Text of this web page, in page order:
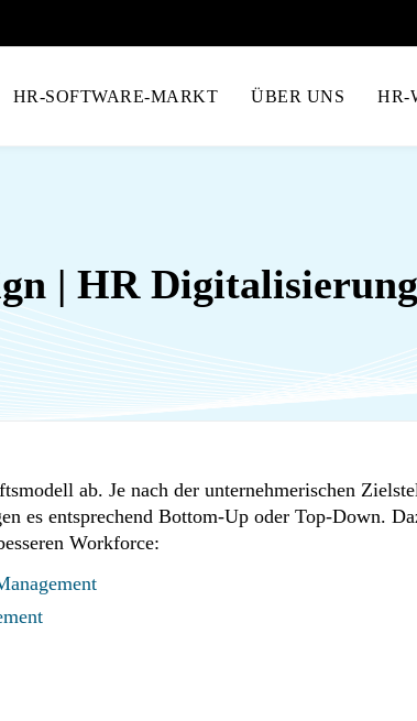
HR-SOFTWARE-MARKT ÜBER UNS HR-
| HR
ab. Je nach der unternehmerischen
es entsprechend Bottom-Up oder Top-Down.
Workforce: